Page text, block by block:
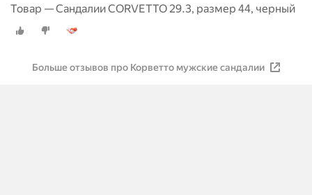
Товар — Сандалии CORVETTO 29.3, размер 44, черный
Больше отзывов про Корветто мужские сандалии